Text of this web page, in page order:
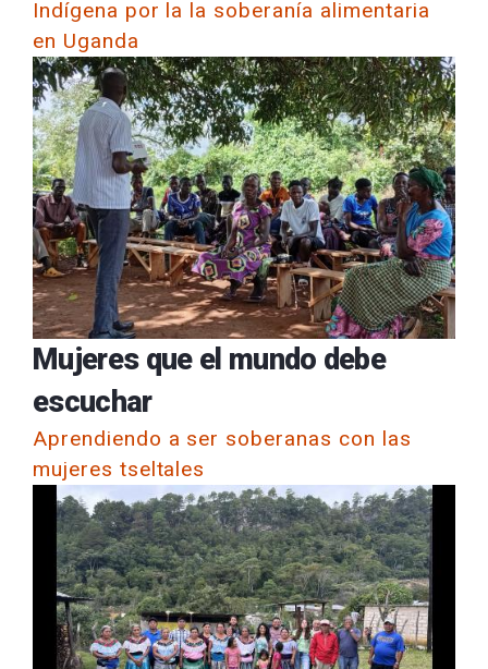
Indígena por la la soberanía alimentaria
en Uganda
Mujeres que el mundo debe
escuchar
Aprendiendo a ser soberanas con las
mujeres tseltales